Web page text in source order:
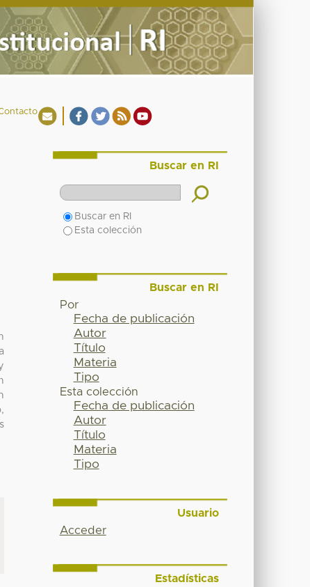
Buscar en RI
Buscar en RI
Esta colección
Buscar en RI
Por
Fecha de publicación
Autor
Título
Materia
Tipo
Esta colección
Fecha de publicación
Autor
Título
Materia
Tipo
Usuario
Acceder
Estadísticas